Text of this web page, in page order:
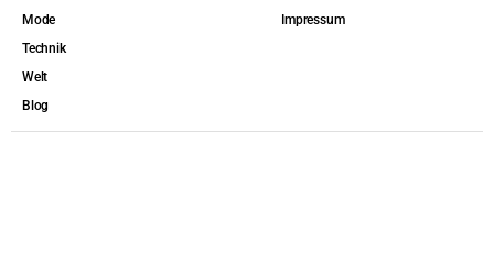
Mode
Technik
Welt
Blog
Impressum